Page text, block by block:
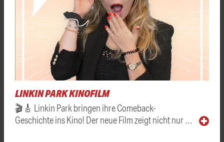
LINKIN PARK KINOFILM
🎬🎸 Linkin Park bringen ihre Comeback-
Geschichte ins Kino! Der neue Film zeigt nicht nur …